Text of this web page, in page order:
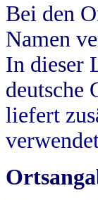
Bei den
Namen
In dieser
deutsche
liefert